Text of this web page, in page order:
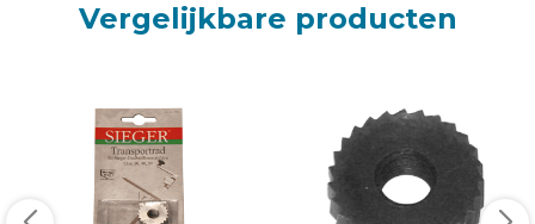
Vergelijkbare producten